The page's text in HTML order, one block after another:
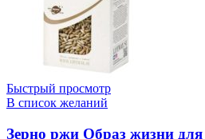
Быстрый просмотр
В список желаний
Зерно ржи Образ жизни